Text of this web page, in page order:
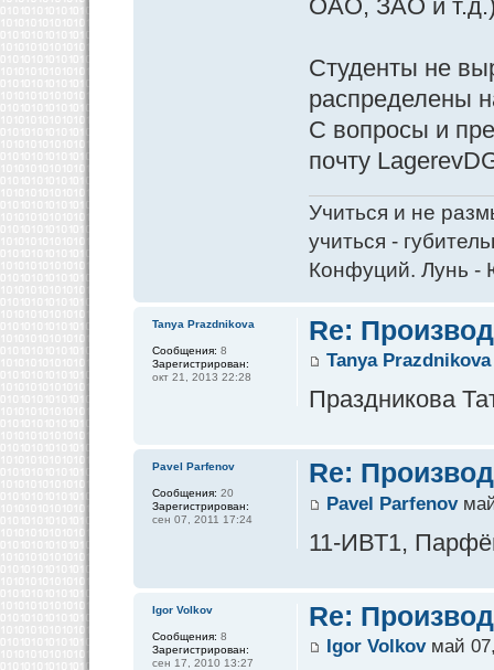
ОАО, ЗАО и
Студенты не
распределены
С вопросы и
почту
Учиться и не
учиться -
Конфуций. Лунь -
Re:
Tanya Prazdnikova
Праздникова
Tanya Prazdnikova
Сообщения: 8
Зарегистрирован:
окт 21, 2013 22:28
Re:
Pavel Parfenovмай
11-ИВТ1,
Pavel Parfenov
Сообщения: 20
Зарегистрирован:
сен 07, 2011 17:24
Re:
Igor Volkovмай
Igor Volkov
Сообщения: 8
Зарегистрирован:
сен 17, 2010 13:27